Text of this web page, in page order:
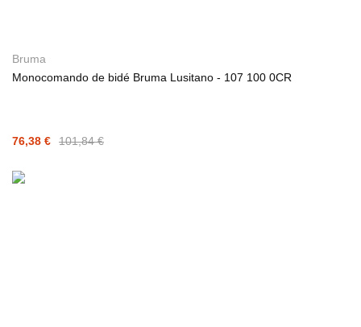
Bruma
Monocomando de bidé Bruma Lusitano - 107 100 0CR
76,38 € 101,84 €